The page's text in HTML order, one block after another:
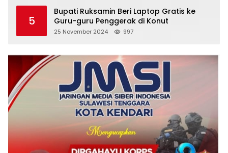
5
Bupati Ruksamin Beri Laptop Gratis ke
Guru-guru Penggerak di Konut
25 November 2024 997